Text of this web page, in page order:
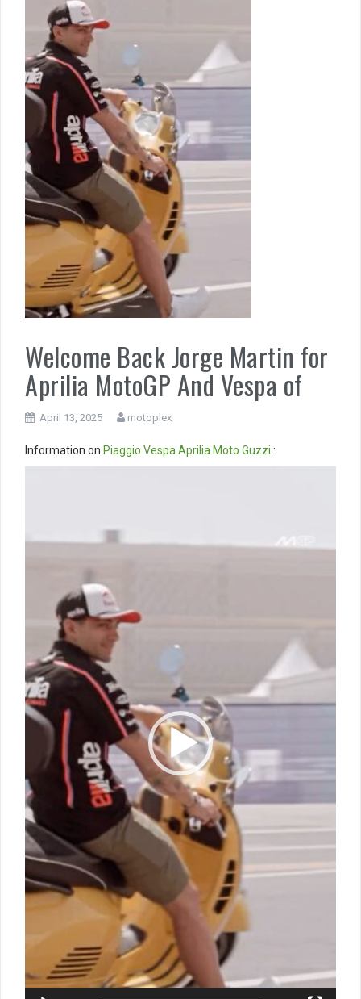
Welcome Back Jorge Martin for
Aprilia MotoGP And Vespa of
April 13, 2025 motoplex
Information on Piaggio Vespa Aprilia Moto Guzzi :